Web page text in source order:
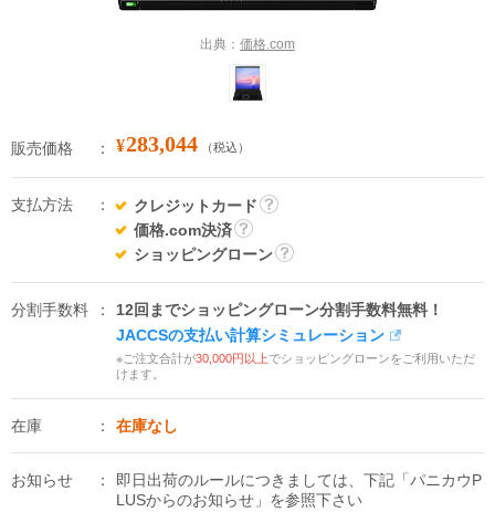
出典： 価格.com
販売価格 ¥283,044 （税込）
支払方法
クレジットカード
細
価格.com決済
詳
ショッピングローン
分割手数料
12回までショッピングローン分割手数料無料！
JACCSの支払い計算シミュレーション
※ご注文合計が30,000円以上でショッピングローンをご利用いただ
けます。
在庫 在庫なし
お知らせ
即日出荷のルールにつきましては、下記「パニカウP
LUSからのお知らせ」を参照下さい